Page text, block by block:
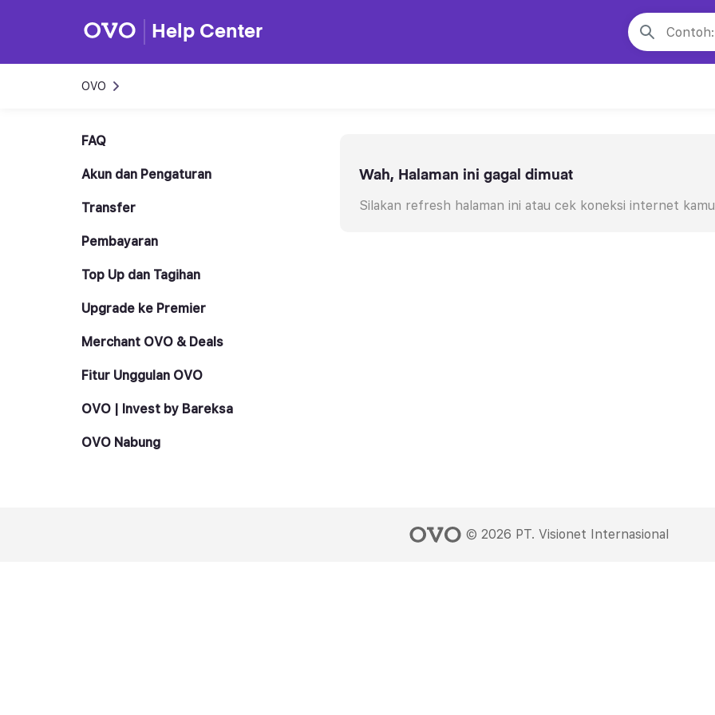
Help Center
OVO
FAQ
Akun dan Pengaturan
Transfer
Pembayaran
Top Up dan Tagihan
Upgrade ke Premier
Merchant OVO & Deals
Fitur Unggulan OVO
OVO | Invest by Bareksa
OVO Nabung
Wah, Halaman ini gagal dimuat
Silakan refresh halaman ini atau cek koneksi internet
© 2026 PT. Visionet Internasional